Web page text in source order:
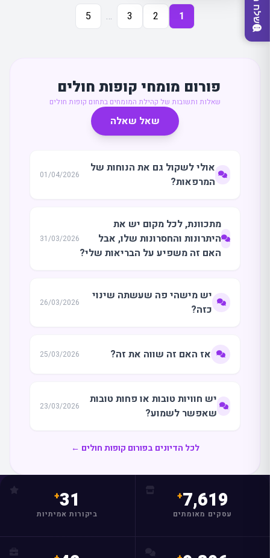
מצאו לי עסק
1
2
3
…
5
פורום מומחי קופות חולים
שאלות ותשובות של קהילת המומחים בתחום קופות חולים
שאל שאלה
אולי לשקול גם את הנוחות של
המרפאות?
01/04/2026
מתכוונת, לכל מקום יש את
היתרונות והחסרונות שלו, אבל
האם זה משפיע על הבריאות שלי?
31/03/2026
יש מישהי פה שעשתה שינוי
כזה?
26/03/2026
אז האם זה שווה את זה? 25/03/2026
יש חוויות טובות או פחות טובות
שאפשר לשמוע?
23/03/2026
לכל הדיונים בפורום קופות חולים ←
7,619
עסקים מאומתים
31
ביקורות אמיתיות